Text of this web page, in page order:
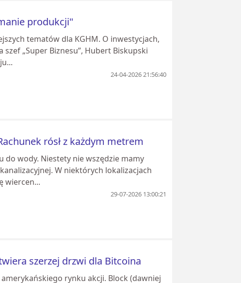
produkcji"
tematów dla KGHM. O inwestycjach,
„Super Biznesu”, Hubert Biskupski
24-04-2026 21:56:40
rósł z każdym metrem
do wody. Niestety nie wszędzie mamy
W niektórych lokalizacjach
wiercen...
29-07-2026 13:00:21
szerzej drzwi dla Bitcoina
rynku akcji. Block (dawniej